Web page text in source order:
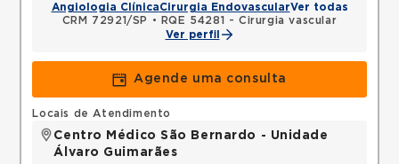
Angiologia ClínicaCirurgia EndovascularVer todas
CRM 72921/SP
•
RQE 54281 - Cirurgia vascular
Ver perfil
Agende uma consulta
Locais de Atendimento
Centro Médico São Bernardo - Unidade
Álvaro Guimarães